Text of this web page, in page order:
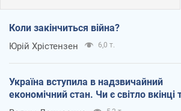
Коли закінчиться війна?
Юрій Хрістензен 6,0 т.
Україна вступила в надзвичайний
економічний стан. Чи є світло вкінці